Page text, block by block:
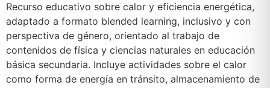
Recurso educativo sobre calor y eficiencia energética,
adaptado a formato blended learning, inclusivo y con
perspectiva de género, orientado al trabajo de
contenidos de física y ciencias naturales en educación
básica secundaria. Incluye actividades sobre el calor
como forma de energía en tránsito, almacenamiento de